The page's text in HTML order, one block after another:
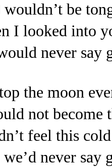
wouldn’t be
I looked into
never
the moon
not
feel this
never